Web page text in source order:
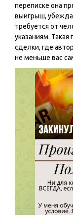
переписке она
выигрыш,
требуется от
указаниям.
сделки, где
не меньше вас